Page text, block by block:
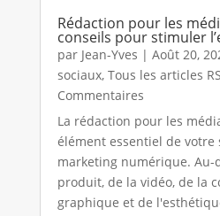
Rédaction pour les
conseils pour stimuler
par Jean-Yves | Août 20,
sociaux, Tous les articles
Commentaires
La rédaction pour les
élément essentiel de votre
marketing numérique. Au-
produit, de la vidéo, de la
graphique et de